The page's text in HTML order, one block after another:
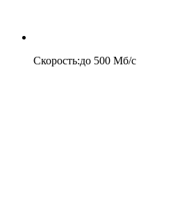
Скорость:до 500 Мб/c